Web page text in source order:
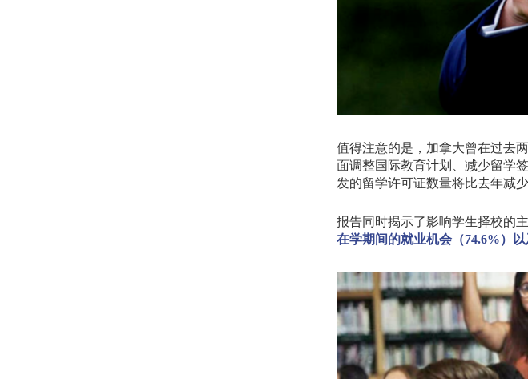
值得注意的是，加拿大曾在过去
面调整国际教育计划、减少留学
发的留学许可证数量将比去年减
报告同时揭示了影响学生择校的主
在学期间的就业机会（74.6%）